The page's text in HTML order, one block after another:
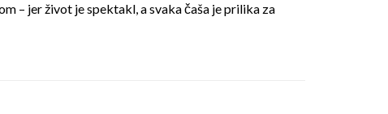
– jer život je spektakl, a svaka čaša je prilika za